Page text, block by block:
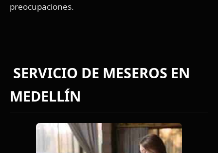
preocupaciones.
SERVICIO DE MESEROS EN
MEDELLÍN